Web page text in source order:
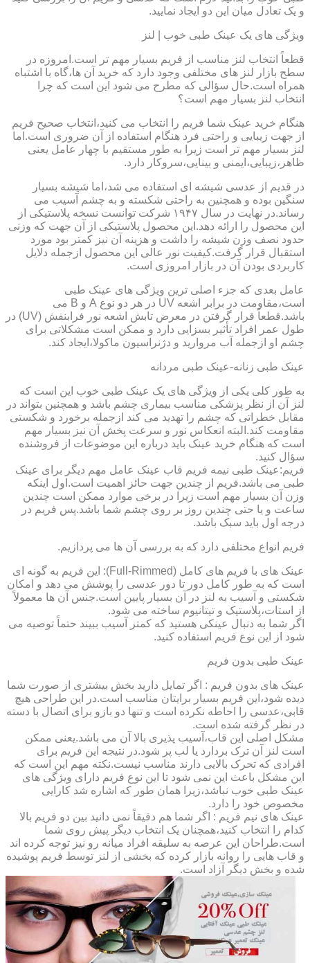
و یک تعادل میان این دو ایجاد نمایید.
ویژگی های یک عینک طبی خوب | لنز
قطعاً انتخاب لنز مناسب از فریم بسیار مهم تر است.امروزه در
سطح بازار لنز های مختلفی وجود دارد که خرید آن ها،گاه با اشتباه
همراه است.حال سؤالی که مطرح می شود این است که چرا
انتخاب لنز بسیار مهم است؟
هنگام خرید عینک شما فریم را انتخاب می کنید،انتخاب صحیح فریم
از جهت زیبایی و راحتی فرد هنگام استفاده از آن ضروری است.اما
لنز بسیار مهم تر است زیرا به طور مستقیم با چهار عامل یعنی
ظاهر،زیبایی،ایمنی و بینایی،سروکار دارد.
در قدیم از عدسی شیشه ای استفاده می شد،اما شیشه بسیار
سنگین بوده و همچنین به راحتی شکسته و به چشم آسیب می
رساند.در نهایت در سال ۱۹۴۷ شرکت توانست نسخه پلاستیکی از
این محصول را ارائه دهد.این محصول پلاستیکی از آن جهت که وزنی
حدود نصف وزن شیشه را داشت و هزینه آن نیز کمتر بود مورد
استقبال قرار گرفت.کیفیت نور عالی این محصول ازجمله دلایل
کاربردی بودن آن در بازار امروزی است.
عامل بعدی که جزء اصلی ترین ویژگی های عینک طبی
است،مقاومت در برابر اشعه UV در هر دو نوع A و B می
باشد.قطعاً قرار گرفتن در معرض تابش اشعه نور فرابنفش (UV) در
طول عمر افراد تأثیر بسزایی دارد و ممکن است مشکلاتی برای
چشم او ازجمله آب مروارید و دژنراسیون ماکولا،ایجاد کند.
عینک طبی زنانه-عینک طبی مردانه
به طور کلی یکی از ویژگی های یک عینک طبی خوب این است که
لنز آن از نظر پزشکی مناسب بیماری چشم باشد و همچنین بتواند در
مقابل خطراتی که چشم را تهدید می کند ازجمله برخورد و شکستی
مقاومت کند.البته انعکاس نور و سرعت پخش آن نیز بسیار مهم
است که هنگام خرید عینک باید درباره این موضوعات از فروشنده
سؤال کنید.
فریم:عینک طبی نیمه فریم قاب عینک عامل مهم دیگر برای عینک
طبی می باشد.فریم از چندین جهت حائز اهمیت است.اول اینکه
وزن آن بسیار مهم است زیرا در برخی موارد ممکن است چندین
ساعت و یا حتی چندین روز بر روی چشم شما باشد.پس فریم در
درجه اول باید سبک باشد.
فریم انواع مختلفی دارد که به بررسی آن ها می پردازیم.
عینک های با فریم های کامل (Full-Rimmed): این فریم به گونه ای
است که به طور کامل دور تا دور عدسی را پوشش می دهد و امکان
شکستی و آسیب به لنز در آن بسیار پایین است.جنس آن ها معمولاً
از استات،پلاستیک و تیتانیوم ساخته می شود.
اگر شما به دنبال عینکی هستید که کمتر آسیب ببیند حتماً توصیه می
شود از این نوع فریم استفاده کنید.
عینک طبی بدون فریم
عینک های بدون فریم : اگر تمایل دارید بخش بیشتری از صورت شما
دیده شود،این فریم بسیار برایتان مناسب است.در این طراحی هیچ
قابی،عدسی را احاطه نکرده است و تنها دو بازو برای اتصال با دسته
در نظر گرفته شده است.
مشکل اصلی این قاب،آسیب پذیری بالا آن می باشد.یعنی ممکن
است لنز آن ترک بردارد یا لب پر شود.در نتیجه این فریم برای
افرادی که تحرک بالایی دارند مناسب نیست.نکته مهم این است که
این مشکل باعث این نمی شود تا این نوع فریم دارای ویژگی های
عینک طبی خوب نباشد،زیرا همان طور که اشاره شد کارایی
مخصوص خود را دارد.
عینک های نیم فریم : اگر شما هم دقیقاً نمی دانید بین دو فریم بالا
کدام را انتخاب کنید،همچنان یک انتخاب دیگر پیش روی شما
است.طراحان این عرصه به سلیقه افراد میانه رو نیز توجه کرده اند
و قاب هایی را روانه بازار کرده که بخشی از لنز توسط فریم پوشیده
شده و بخش دیگر آزاد است.